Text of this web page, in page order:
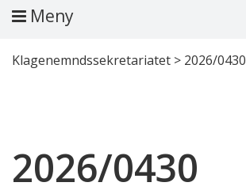
Meny
Klagenemndssekretariatet > 2026/0430
2026/0430